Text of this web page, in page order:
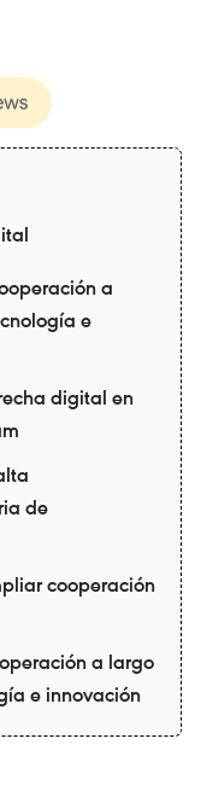
a
e
digital en
de
cooperación
a largo
e innovación